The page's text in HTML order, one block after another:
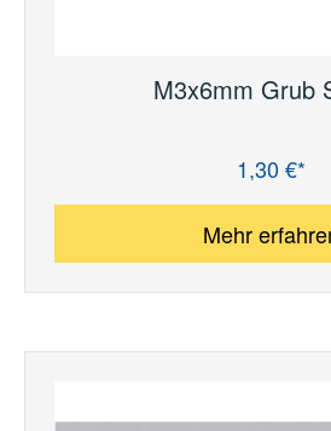
M3x6mm Grub
1,30 €*
Mehr